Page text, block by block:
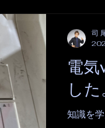
電
した
知識を
司